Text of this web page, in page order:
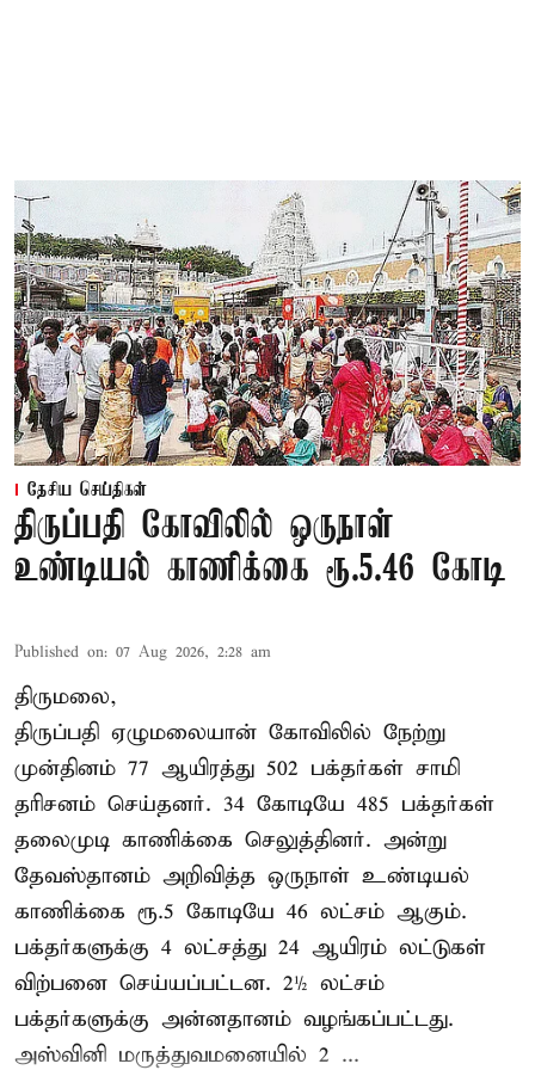
தேசிய செய்திகள்
திருப்பதி கோவிலில் ஒருநாள்
உண்டியல் காணிக்கை ரூ.5.46 கோடி
Published on: 07 Aug 2026, 2:28 am
திருமலை,
திருப்பதி ஏழுமலையான் கோவிலில் நேற்று
முன்தினம் 77 ஆயிரத்து 502 பக்தர்கள் சாமி
தரிசனம் செய்தனர். 34 கோடியே 485 பக்தர்கள்
தலைமுடி காணிக்கை செலுத்தினர். அன்று
தேவஸ்தானம் அறிவித்த ஒருநாள் உண்டியல்
காணிக்கை ரூ.5 கோடியே 46 லட்சம் ஆகும்.
பக்தர்களுக்கு 4 லட்சத்து 24 ஆயிரம் லட்டுகள்
விற்பனை செய்யப்பட்டன. 2½ லட்சம்
பக்தர்களுக்கு அன்னதானம் வழங்கப்பட்டது.
அஸ்வினி மருத்துவமனையில் 2 ...